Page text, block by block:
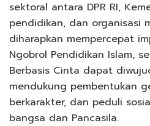
sektoral antara DPR RI,
pendidikan, dan organisasi
diharapkan mempercepat
Ngobrol Pendidikan Islam,
Berbasis Cinta dapat
mendukung pembentukan
berkarakter, dan peduli
bangsa dan Pancasila.